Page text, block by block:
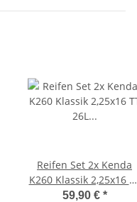
Reifen Set 2x Kenda
K260 Klassik 2,25x16 TT
26L
59,90 € *